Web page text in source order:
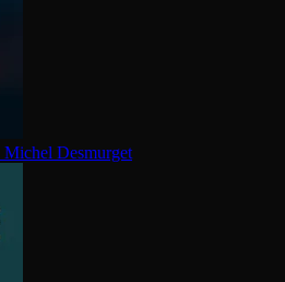
Michel Desmurget